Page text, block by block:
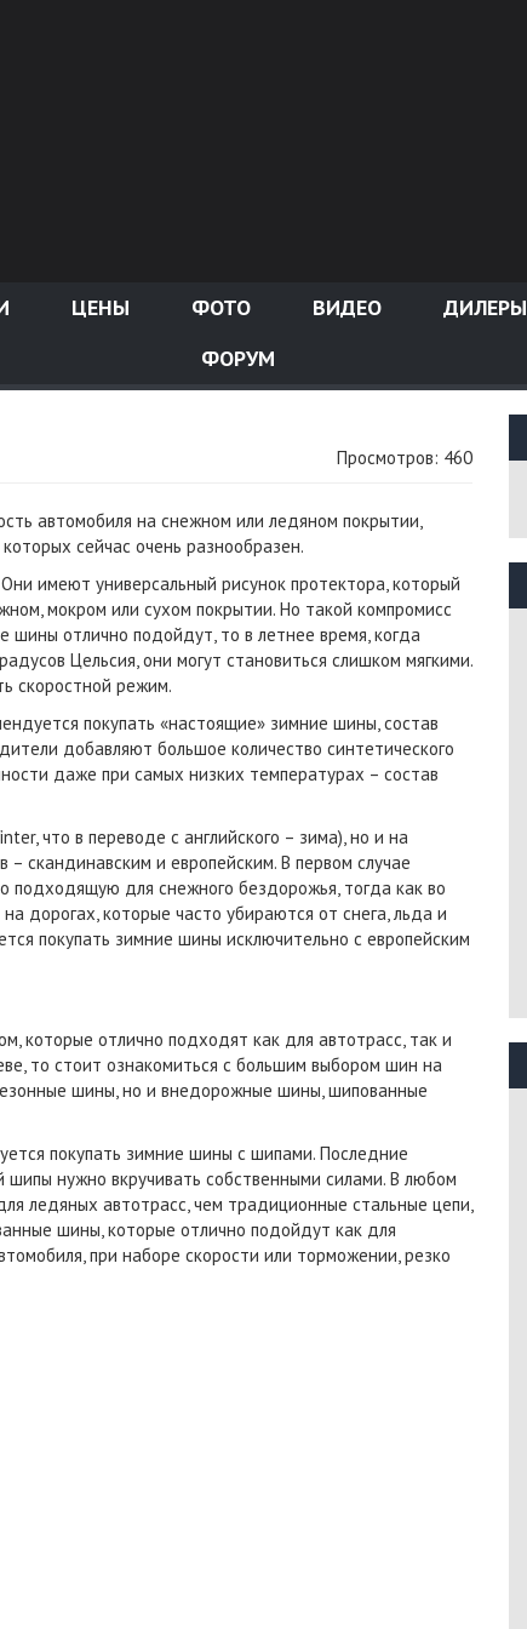
ЦЕНЫ ФОТО ВИДЕО ДИЛЕРЫ
ФОРУМ
Просмотров: 460
автомобиля на снежном или ледяном покрытии,
сейчас очень разнообразен.
имеют универсальный рисунок протектора, который
мокром или сухом покрытии. Но такой компромисс
шины отлично подойдут, то в летнее время, когда
Цельсия, они могут становиться слишком мягкими.
скоростной режим.
покупать «настоящие» зимние шины, состав
добавляют большое количество синтетического
даже при самых низких температурах – состав
что в переводе с английского – зима), но и на
скандинавским и европейским. В первом случае
для снежного бездорожья, тогда как во
дорогах, которые часто убираются от снега, льда и
покупать зимние шины исключительно с европейским
которые отлично подходят как для автотрасс, так и
то стоит ознакомиться с большим выбором шин на
шины, но и внедорожные шины, шипованные
покупать зимние шины с шипами. Последние
нужно вкручивать собственными силами. В любом
ледяных автотрасс, чем традиционные стальные цепи,
шины, которые отлично подойдут как для
при наборе скорости или торможении, резко